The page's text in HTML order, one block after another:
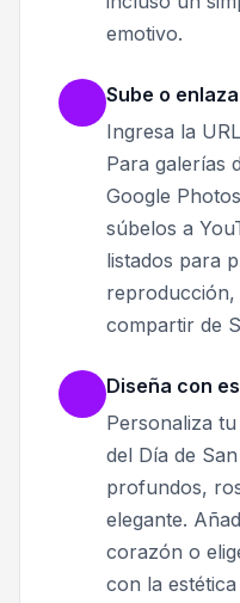
emotivo.
Sube o
Ingresa la
Para galerías
Google
súbelos a
listados para
compartir de
Diseña con
Personaliza
del Día de
profundos,
elegante.
corazón o
con la